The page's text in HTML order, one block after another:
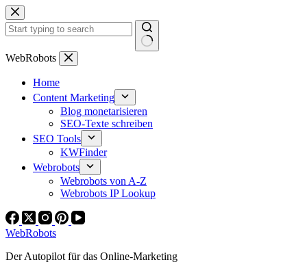
Zum
Inhalt
springen
Keine
WebRobots
Home
Content Marketing
Blog monetarisieren
SEO-Texte schreiben
SEO Tools
KWFinder
Webrobots
Webrobots von A-Z
Webrobots IP Lookup
WebRobots
Der Autopilot für das Online-Marketing